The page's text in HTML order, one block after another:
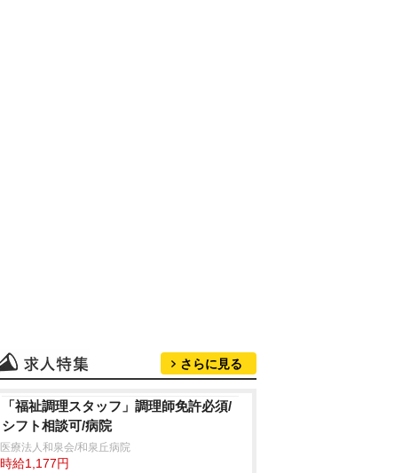
さらに見る
「福祉調理スタッフ」調理師免許必須/
シフト相談可/病院
医療法人和泉会/和泉丘病院
時給1,177円